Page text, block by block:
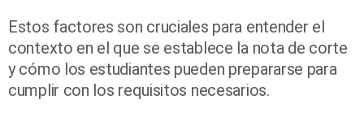
Estos factores son cruciales para entender el
contexto en el que se establece la nota de corte
y cómo los estudiantes pueden prepararse para
cumplir con los requisitos necesarios.